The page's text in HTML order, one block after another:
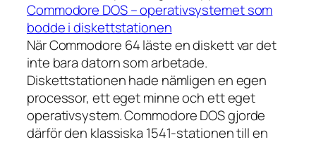
Commodore DOS – operativsystemet som
bodde i diskettstationen
När Commodore 64 läste en diskett var det
inte bara datorn som arbetade.
Diskettstationen hade nämligen en egen
processor, ett eget minne och ett eget
operativsystem. Commodore DOS gjorde
därför den klassiska 1541-stationen till en